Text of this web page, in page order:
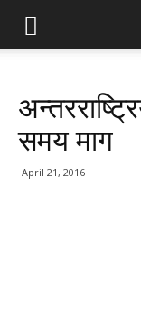
समय माग
April 21, 2016